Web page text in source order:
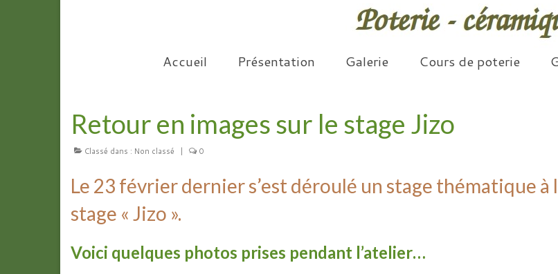
Accueil Présentation Galerie Cours de poterie
Retour en images sur le stage Jizo
Classé dans : Non classé | 0
Le 23 février dernier s’est déroulé un stage thématique à
stage « Jizo ».
Voici quelques photos prises pendant l’atelier…